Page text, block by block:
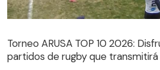
Torneo ARUSA TOP 10 2026:
partidos de rugby que transmitirá